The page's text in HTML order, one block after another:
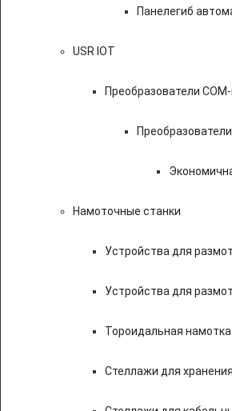
Панелегиб
USR IOT
Преобразователи
Намоточные станки
Устройства для
Устройства для
Тороидальная намотка
Стеллажи для